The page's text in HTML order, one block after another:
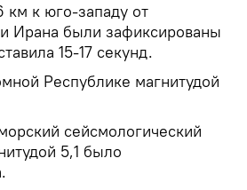
км к юго-западу от
Ирана были зафиксированы
15-17 секунд.
Республике магнитудой
сейсмологический
5,1 было